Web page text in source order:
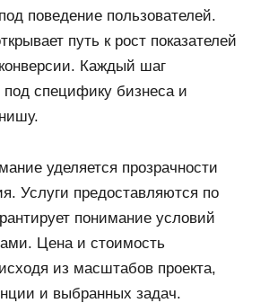
поведение пользователей.
путь к рост показателей
Каждый шаг
под специфику бизнеса и
уделяется прозрачности
Услуги предоставляются по
понимание условий
Цена и стоимость
из масштабов проекта,
и выбранных задач.